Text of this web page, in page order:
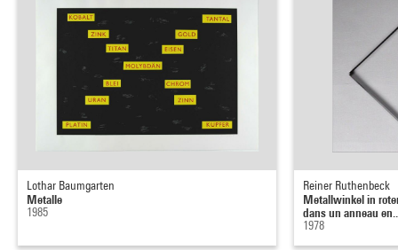
Lothar Baumgarten
Metalle
1985
Reiner Ruthenbeck
Metallwinkel in
dans un anneau
1978